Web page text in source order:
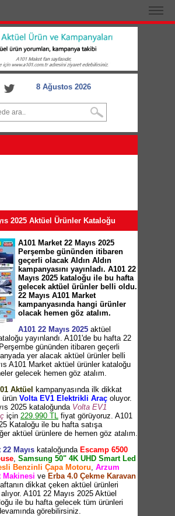
8 Ağustos 2026
2025 Aktüel Ürünler Kataloğu
A101 Market 22 Mayıs 2025
Perşembe gününden itibaren
geçerli olacak Aldın Aldın
kampanyasını yayınladı. A101 22
Mayıs 2025 kataloğu ile bu hafta
gelecek aktüel ürünler belli oldu.
22 Mayıs A101 Market
kampanyasında hangi ürünler
olacak hemen göz atalım.
A101 22 Mayıs 2025 aktüel
yayınlandı. A101'de bu hafta 22
gününden itibaren geçerli
yer alacak aktüel ürünler belli
A101 Market aktüel ürünler kataloğu
gelecek hemen göz atalım.
Aktüel
kampanyasında ilk dikkat
ürün Volta EV1 Elektrikli Araç oluyor.
2025 kataloğunda Volta EV1
için 229.990 TL fiyat görüyoruz. A101
Kataloğu ile bu hafta satışa
aktüel ürünlere de hemen göz atalım.
Mayıs kataloğunda Escamp 6500
, Samsung 50" 4K UHD Smart Led
Benzinli Çapa Motoru, Arzum
Makinesi ve Erba 4.0 Çekme Karavan
dikkat çeken aktüel ürünleri
A101 22 Mayıs 2025 Aktüel
ile bu hafta gelecek tüm ürünleri
görebilirsiniz.